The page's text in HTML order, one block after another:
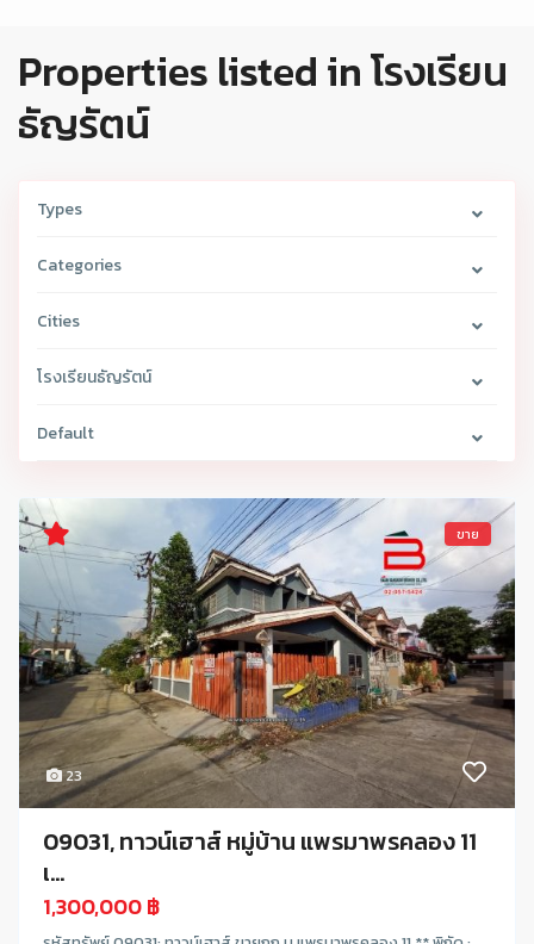
Properties listed in โรงเรียน
ธัญรัตน์
Types
Categories
Cities
โรงเรียนธัญรัตน์
Default
23
ขาย
09031, ทาวน์เฮาส์ หมู่บ้าน แพรมาพรคลอง 11
เ...
1,300,000 ฿